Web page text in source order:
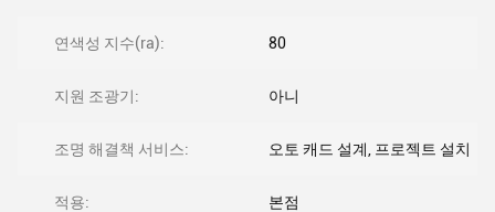
연색성 지수(ra): 80
지원 조광기: 아니
조명 해결책 서비스: 오토 캐드 설계, 프로젝트 설치
적용: 본점